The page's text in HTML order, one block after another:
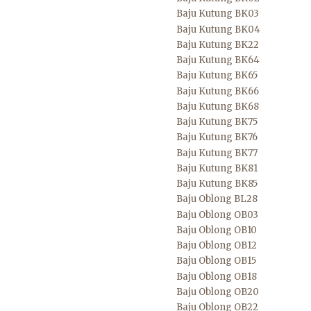
Baju Kutung BK03
Baju Kutung BK04
Baju Kutung BK22
Baju Kutung BK64
Baju Kutung BK65
Baju Kutung BK66
Baju Kutung BK68
Baju Kutung BK75
Baju Kutung BK76
Baju Kutung BK77
Baju Kutung BK81
Baju Kutung BK85
Baju Oblong BL28
Baju Oblong OB03
Baju Oblong OB10
Baju Oblong OB12
Baju Oblong OB15
Baju Oblong OB18
Baju Oblong OB20
Baju Oblong OB22